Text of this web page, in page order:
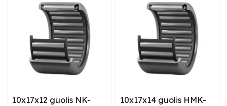
10x17x12 guolis NK-
10x17x14 guolis HMK-